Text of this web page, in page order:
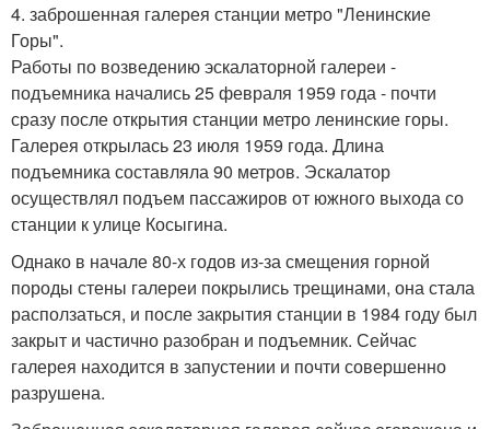
4. заброшенная галерея станции метро "Ленинские
Горы".
Работы по возведению эскалаторной галереи -
подъемника начались 25 февраля 1959 года - почти
сразу после открытия станции метро ленинские горы.
Галерея открылась 23 июля 1959 года. Длина
подъемника составляла 90 метров. Эскалатор
осуществлял подъем пассажиров от южного выхода со
станции к улице Косыгина.
Однако в начале 80-х годов из-за смещения горной
породы стены галереи покрылись трещинами, она стала
расползаться, и после закрытия станции в 1984 году был
закрыт и частично разобран и подъемник. Сейчас
галерея находится в запустении и почти совершенно
разрушена.